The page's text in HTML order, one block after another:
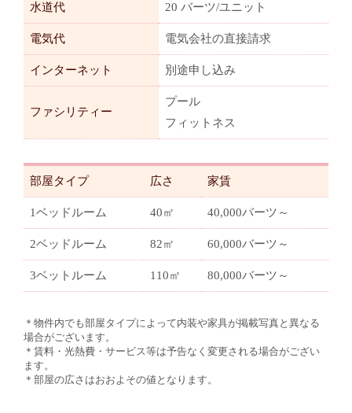
水道代 20 バーツ/ユニット
電気代 電気会社の直接請求
インターネット 別途申し込み
ファシリティー
プール
フィットネス
部屋タイプ 広さ 家賃
1ベッドルーム 40㎡ 40,000バーツ～
2ベッドルーム 82㎡ 60,000バーツ～
3ベットルーム 110㎡ 80,000バーツ～
＊物件内でも部屋タイプによって内装や家具が掲載写真と異なる
場合がございます。
＊賃料・光熱費・サービス等は予告なく変更される場合がござい
ます。
＊部屋の広さはおおよその値となります。